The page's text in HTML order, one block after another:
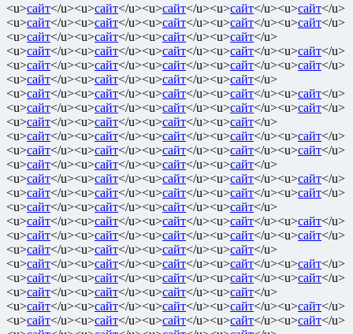
<u>сайт</u><u>сайт</u><u>сайт</u><u>сайт</u><u>сайт</u>
<u>сайт</u><u>сайт</u><u>сайт</u><u>сайт</u><u>сайт</u>
<u>сайт</u><u>сайт</u><u>сайт</u><u>сайт</u>
<u>сайт</u><u>сайт</u><u>сайт</u><u>сайт</u><u>сайт</u>
<u>сайт</u><u>сайт</u><u>сайт</u><u>сайт</u><u>сайт</u>
<u>сайт</u><u>сайт</u><u>сайт</u><u>сайт</u>
<u>сайт</u><u>сайт</u><u>сайт</u><u>сайт</u><u>сайт</u>
<u>сайт</u><u>сайт</u><u>сайт</u><u>сайт</u><u>сайт</u>
<u>сайт</u><u>сайт</u><u>сайт</u><u>сайт</u>
<u>сайт</u><u>сайт</u><u>сайт</u><u>сайт</u><u>сайт</u>
<u>сайт</u><u>сайт</u><u>сайт</u><u>сайт</u><u>сайт</u>
<u>сайт</u><u>сайт</u><u>сайт</u><u>сайт</u>
<u>сайт</u><u>сайт</u><u>сайт</u><u>сайт</u><u>сайт</u>
<u>сайт</u><u>сайт</u><u>сайт</u><u>сайт</u><u>сайт</u>
<u>сайт</u><u>сайт</u><u>сайт</u><u>сайт</u>
<u>сайт</u><u>сайт</u><u>сайт</u><u>сайт</u><u>сайт</u>
<u>сайт</u><u>сайт</u><u>сайт</u><u>сайт</u><u>сайт</u>
<u>сайт</u><u>сайт</u><u>сайт</u><u>сайт</u>
<u>сайт</u><u>сайт</u><u>сайт</u><u>сайт</u><u>сайт</u>
<u>сайт</u><u>сайт</u><u>сайт</u><u>сайт</u><u>сайт</u>
<u>сайт</u><u>сайт</u><u>сайт</u><u>сайт</u>
<u>сайт</u><u>сайт</u><u>сайт</u><u>сайт</u><u>сайт</u>
<u>сайт</u><u>сайт</u><u>сайт</u><u>сайт</u><u>сайт</u>